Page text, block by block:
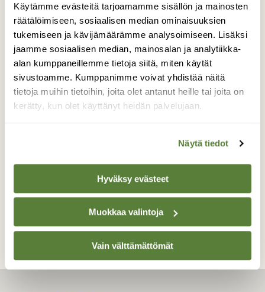
Käytämme evästeitä tarjoamamme sisällön ja mainosten
räätälöimiseen, sosiaalisen median ominaisuuksien
tukemiseen ja kävijämäärämme analysoimiseen. Lisäksi
jaamme sosiaalisen median, mainosalan ja analytiikka-
alan kumppaneillemme tietoja siitä, miten käytät
sivustoamme. Kumppanimme voivat yhdistää näitä
tietoja muihin tietoihin, joita olet antanut heille tai joita on
kerätty, kun olet käyttänyt heidän palvelujaan.
Näytä tiedot
Hyväksy evästeet
Muokkaa valintoja
Vain välttämättömät
Auroraperhonen
kesäkukalla
Auroraperhonen paistatteli päivää
kesäkukalla ennen sadekuuron alkua
Valokuvaaja: Mari Ahtola, Vihti 06.06.2021